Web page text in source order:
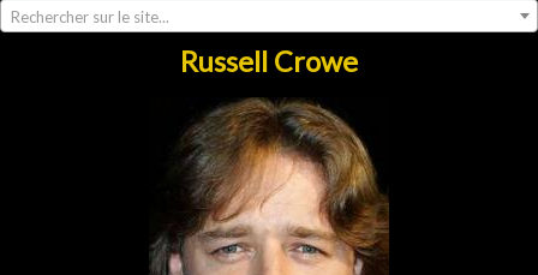
Rechercher sur le site...
Russell Crowe